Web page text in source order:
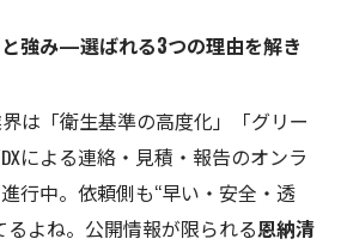
強み—選ばれる3つの理由を解き
は「衛生基準の高度化」「グリー
による連絡・見積・報告のオンラ
行中。依頼側も“早い・安全・透
るよね。公開情報が限られる恩納清